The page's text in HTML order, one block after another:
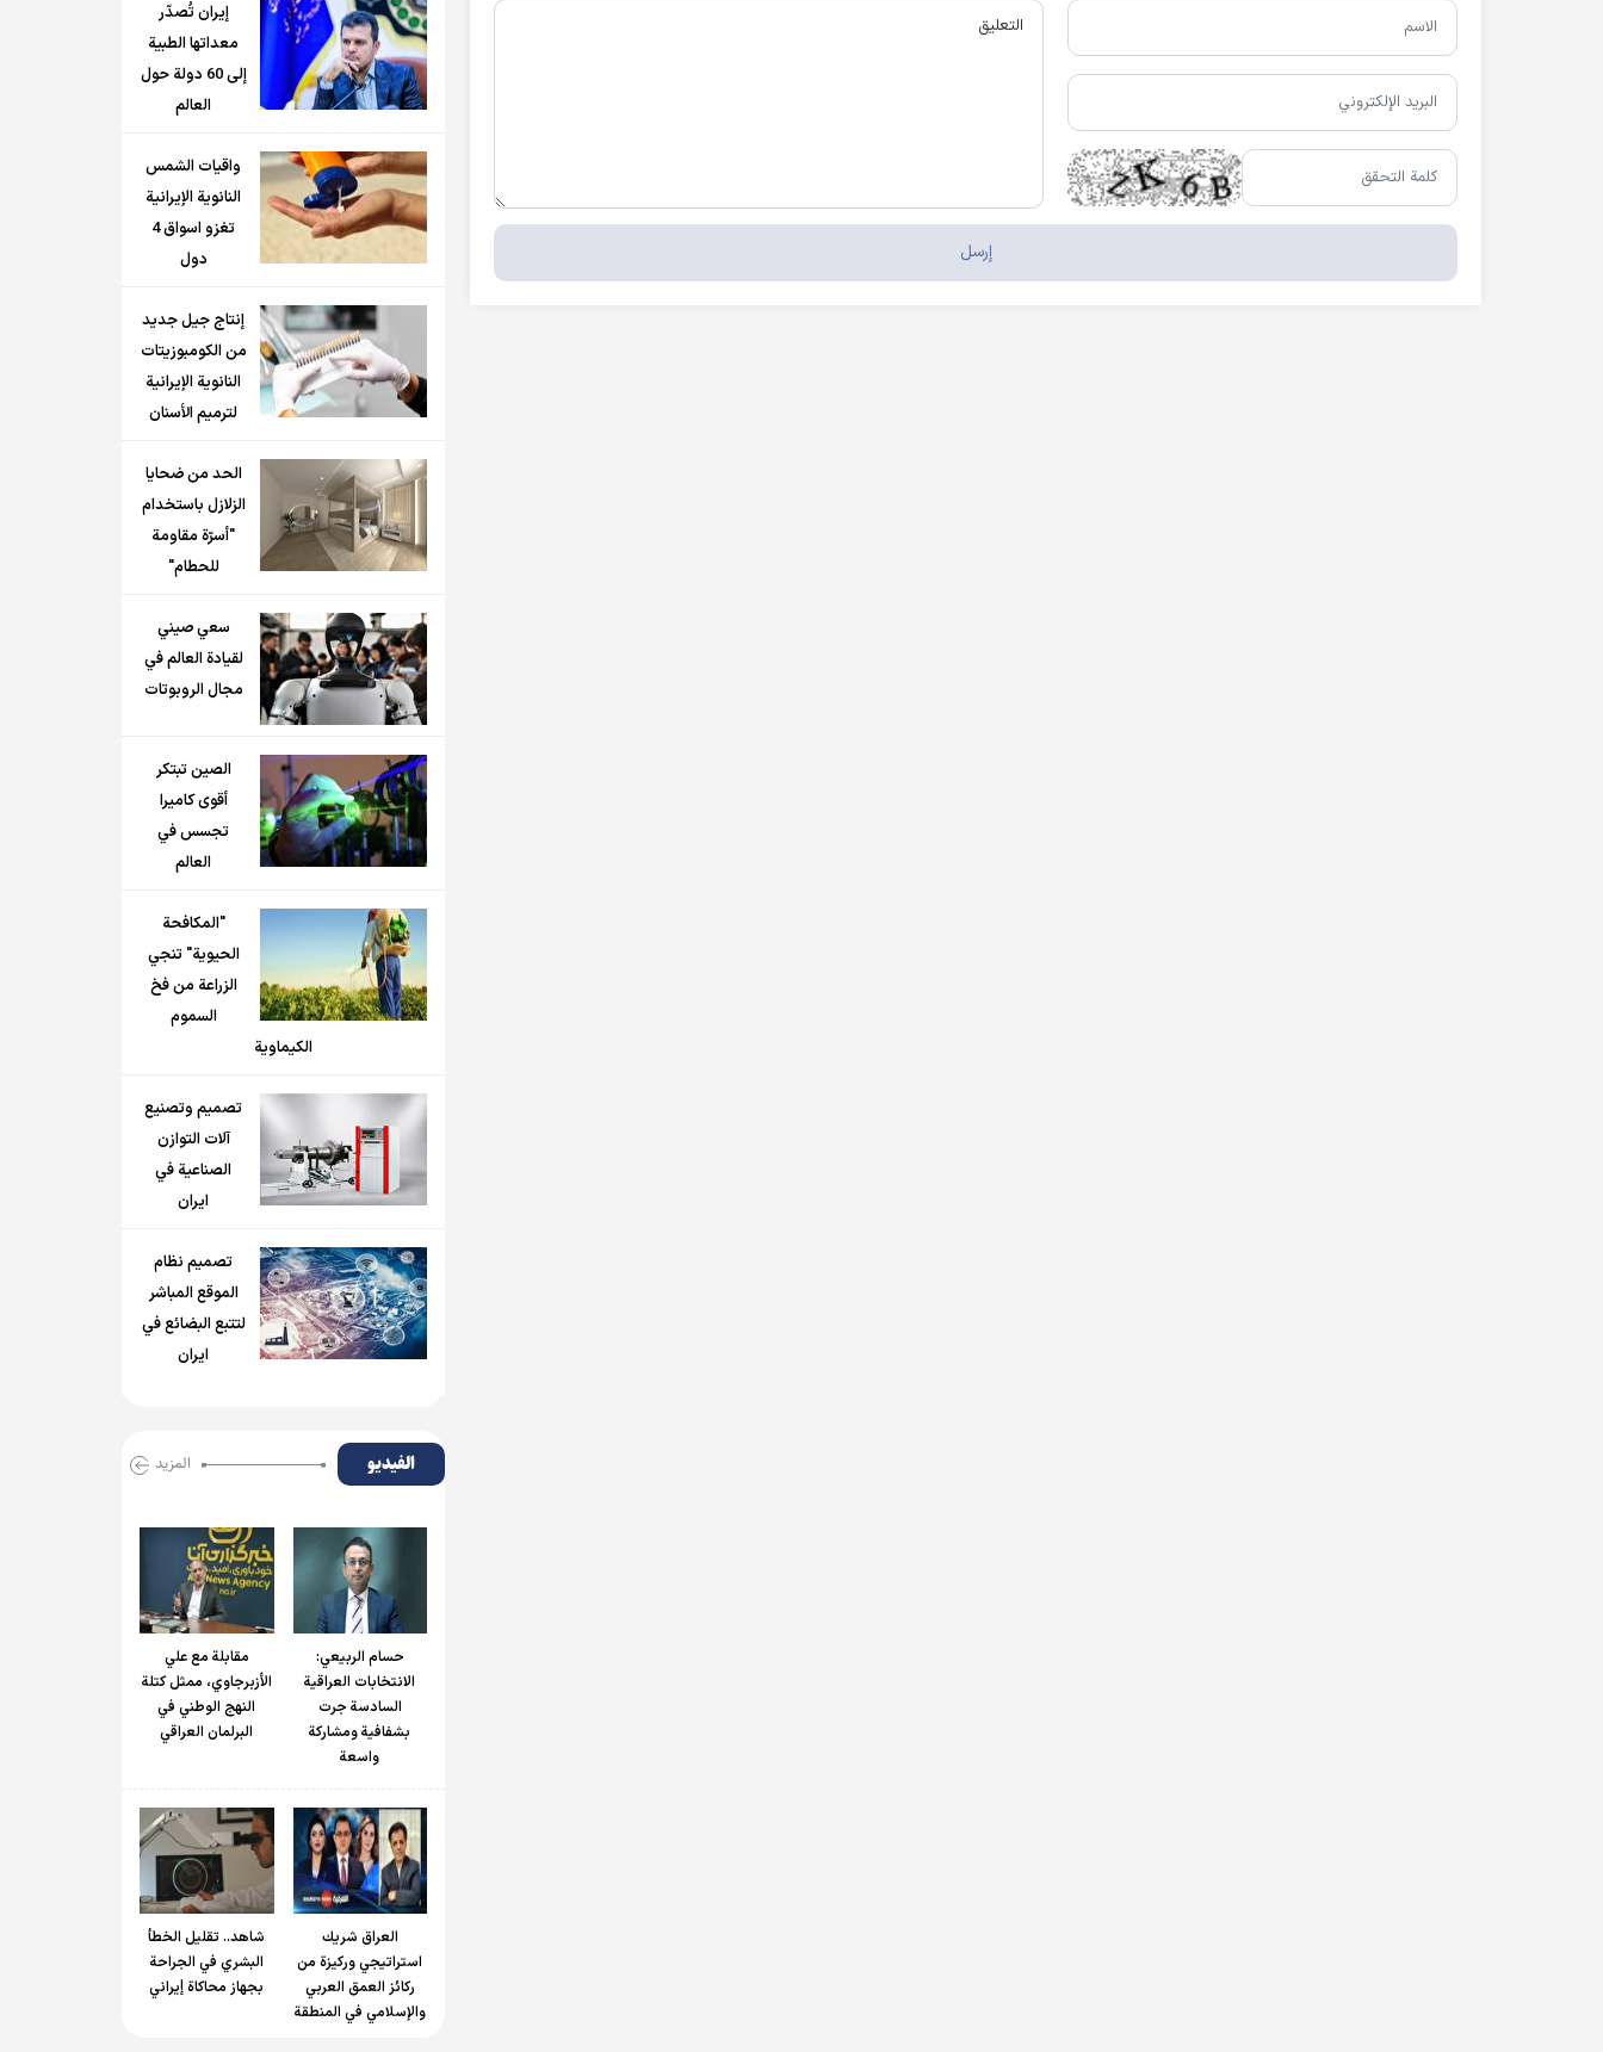
إيران تُصدّر
معداتها الطبية
إلى 60 دولة حول
العالم
واقيات الشمس
النانوية الإيرانية
تغزو اسواق 4
دول
إنتاج جيل جديد
من الكومبوزيتات
النانوية الإيرانية
لترميم الأسنان
الحد من ضحايا
الزلازل باستخدام
"أسرّة مقاومة
للحطام"
سعي صيني
لقيادة العالم في
مجال الروبوتات
الصين تبتكر
أقوى كاميرا
تجسس في
العالم
"المكافحة
الحيوية" تنجي
الزراعة من فخ
السموم
الكيماوية
تصميم وتصنيع
آلات التوازن
الصناعية في
ايران
تصميم نظام
الموقع المباشر
لتتبع البضائع في
ايران
الفیدیو المزید
حسام الربیعي:
الانتخابات العراقية
السادسة جرت
بشفافية ومشاركة
واسعة
مقابلة مع علي
الأزبرجاوي، ممثل كتلة
النهج الوطني في
البرلمان العراقي
العراق شريك
استراتيجي وركيزة من
ركائز العمق العربي
والإسلامي في المنطقة
شاهد.. تقليل الخطأ
البشري في الجراحة
بجهاز محاكاة إيراني